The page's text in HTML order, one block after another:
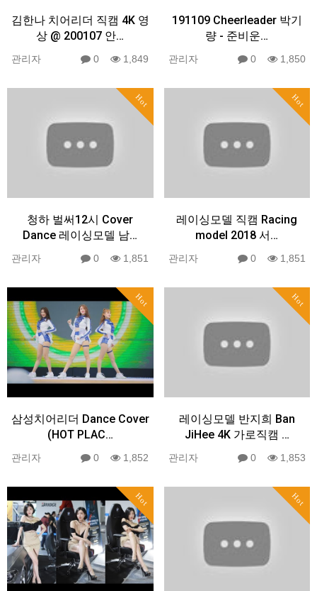
김한나 치어리더 직캠 4K 영
상 @ 200107 안…
관리자 0 1,849
191109 Cheerleader 박기
량 - 준비운…
관리자 0 1,850
Hot
청하 벌써12시 Cover
Dance 레이싱모델 남…
관리자 0 1,851
Hot
레이싱모델 직캠 Racing
model 2018 서…
관리자 0 1,851
Hot
삼성치어리더 Dance Cover
(HOT PLAC…
관리자 0 1,852
Hot
레이싱모델 반지희 Ban
JiHee 4K 가로직캠 …
관리자 0 1,853
Hot Hot